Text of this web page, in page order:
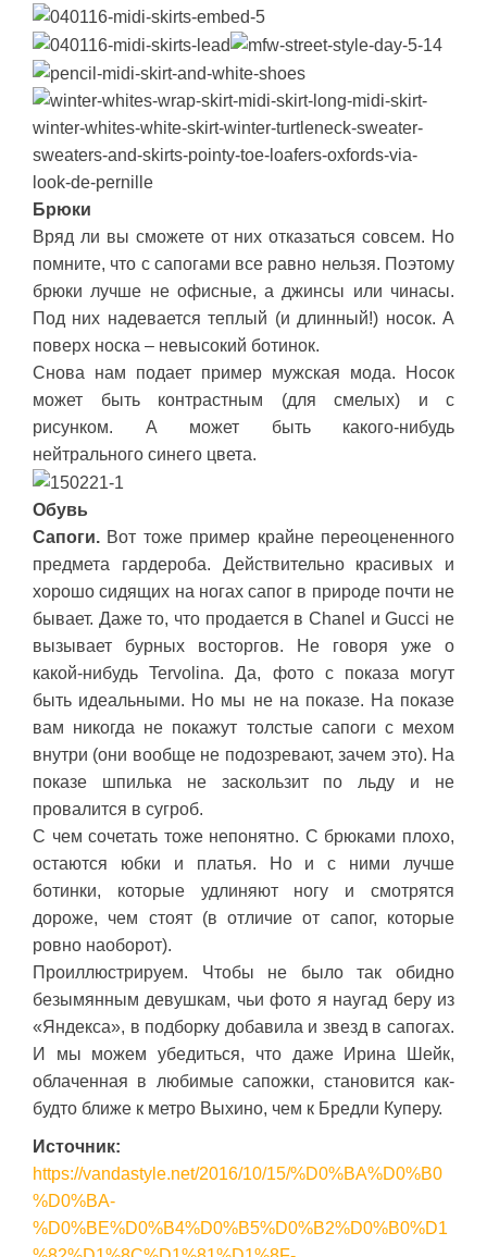
Брюки
Вряд ли вы сможете от них отказаться совсем. Но
помните, что с сапогами все равно нельзя. Поэтому
брюки лучше не офисные, а джинсы или чинасы.
Под них надевается теплый (и длинный!) носок. А
поверх носка – невысокий ботинок.
Снова нам подает пример мужская мода. Носок
может быть контрастным (для смелых) и с
рисунком. А может быть какого-нибудь
нейтрального синего цвета.
Обувь
Сапоги. Вот тоже пример крайне переоцененного
предмета гардероба. Действительно красивых и
хорошо сидящих на ногах сапог в природе почти не
бывает. Даже то, что продается в Chanel и Gucci не
вызывает бурных восторгов. Не говоря уже о
какой-нибудь Tervolina. Да, фото с показа могут
быть идеальными. Но мы не на показе. На показе
вам никогда не покажут толстые сапоги с мехом
внутри (они вообще не подозревают, зачем это). На
показе шпилька не заскользит по льду и не
провалится в сугроб.
С чем сочетать тоже непонятно. С брюками плохо,
остаются юбки и платья. Но и с ними лучше
ботинки, которые удлиняют ногу и смотрятся
дороже, чем стоят (в отличие от сапог, которые
ровно наоборот).
Проиллюстрируем. Чтобы не было так обидно
безымянным девушкам, чьи фото я наугад беру из
«Яндекса», в подборку добавила и звезд в сапогах.
И мы можем убедиться, что даже Ирина Шейк,
облаченная в любимые сапожки, становится как-
будто ближе к метро Выхино, чем к Бредли Куперу.
Источник:
https://vandastyle.net/2016/10/15/%D0%BA%D0%B0
%D0%BA-
%D0%BE%D0%B4%D0%B5%D0%B2%D0%B0%D1